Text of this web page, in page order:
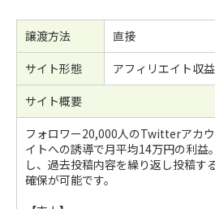
譲渡方法
直接
サイト形態
アフィリエイト収益
サイト概要
フォロワー20,000人のTwitterアカ
イトへの誘導で月平均14万円の利
し、過去投稿内容を繰り返し投稿す
確保が可能です。